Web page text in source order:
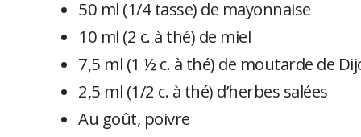
50 ml (1/4 tasse) de mayonnaise
10 ml (2 c. à thé) de miel
7,5 ml (1 ½ c. à thé) de moutarde de
2,5 ml (1/2 c. à thé) d’herbes salées
Au goût, poivre